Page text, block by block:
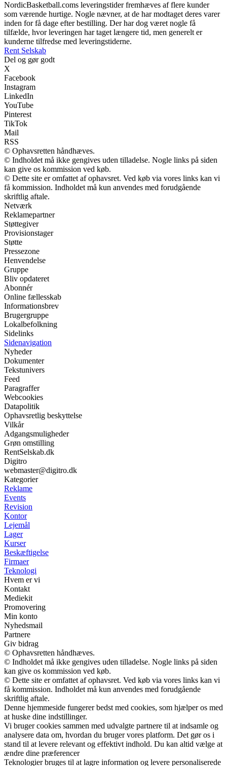
NordicBasketball.coms leveringstider fremhæves af flere kunder
som værende hurtige. Nogle nævner, at de har modtaget deres varer
inden for få dage efter bestilling. Der har dog været nogle få
tilfælde, hvor leveringen har taget længere tid, men generelt er
kunderne tilfredse med leveringstiderne.
Rent Selskab
Del og gør godt
X
Facebook
Instagram
LinkedIn
YouTube
Pinterest
TikTok
Mail
RSS
© Ophavsretten håndhæves.
© Indholdet må ikke gengives uden tilladelse. Nogle links på siden
kan give os kommission ved køb.
© Dette site er omfattet af ophavsret. Ved køb via vores links kan vi
få kommission. Indholdet må kun anvendes med forudgående
skriftlig aftale.
Netværk
Reklamepartner
Støttegiver
Provisionstager
Støtte
Pressezone
Henvendelse
Gruppe
Bliv opdateret
Abonnér
Online fællesskab
Informationsbrev
Brugergruppe
Lokalbefolkning
Sidelinks
Sidenavigation
Nyheder
Dokumenter
Tekstunivers
Feed
Paragraffer
Webcookies
Datapolitik
Ophavsretlig beskyttelse
Vilkår
Adgangsmuligheder
Grøn omstilling
RentSelskab.dk
Digitro
webmaster@digitro.dk
Kategorier
Reklame
Events
Revision
Kontor
Lejemål
Lager
Kurser
Beskæftigelse
Firmaer
Teknologi
Hvem er vi
Kontakt
Mediekit
Promovering
Min konto
Nyhedsmail
Partnere
Giv bidrag
© Ophavsretten håndhæves.
© Indholdet må ikke gengives uden tilladelse. Nogle links på siden
kan give os kommission ved køb.
© Dette site er omfattet af ophavsret. Ved køb via vores links kan vi
få kommission. Indholdet må kun anvendes med forudgående
skriftlig aftale.
Denne hjemmeside fungerer bedst med cookies, som hjælper os med
at huske dine indstillinger.
Vi bruger cookies sammen med udvalgte partnere til at indsamle og
analysere data om, hvordan du bruger vores platform. Det gør os i
stand til at levere relevant og effektivt indhold. Du kan altid vælge at
ændre dine præferencer
Teknologier bruges til at lagre information og levere personaliserede